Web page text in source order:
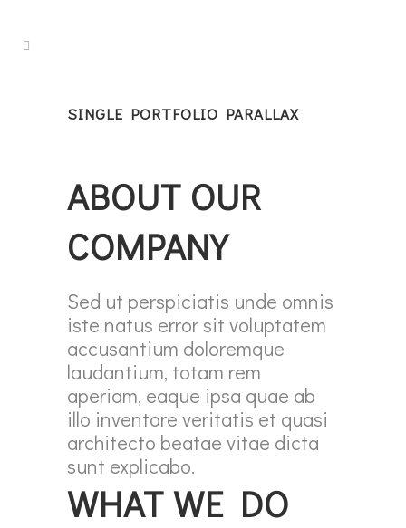
SINGLE PORTFOLIO PARALLAX
ABOUT OUR
COMPANY
Sed ut perspiciatis unde omnis
iste natus error sit voluptatem
accusantium doloremque
laudantium, totam rem
aperiam, eaque ipsa quae ab
illo inventore veritatis et quasi
architecto beatae vitae dicta
sunt explicabo.
WHAT WE DO